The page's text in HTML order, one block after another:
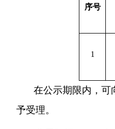
序号
1
在公示期限内，可
予受理。